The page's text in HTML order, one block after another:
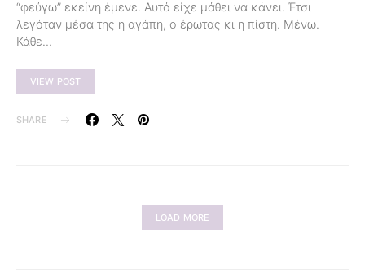
“φεύγω” εκείνη έμενε. Αυτό είχε μάθει να κάνει. Έτσι
λεγόταν μέσα της η αγάπη, ο έρωτας κι η πίστη. Μένω.
Κάθε…
VIEW POST
SHARE
LOAD MORE